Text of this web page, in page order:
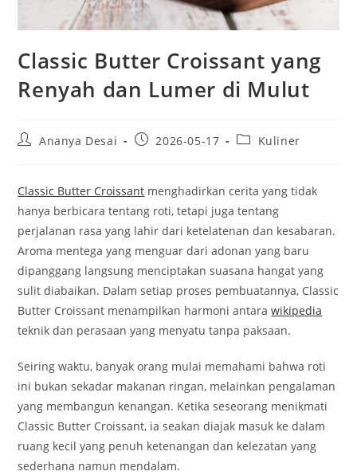
Classic Butter Croissant yang
Renyah dan Lumer di Mulut
PostAnanya Desai
Post2026-05-17
PostKuliner
Classic Butter Croissant menghadirkan cerita yang tidak
hanya berbicara tentang roti, tetapi juga tentang
perjalanan rasa yang lahir dari ketelatenan dan kesabaran.
Aroma mentega yang menguar dari adonan yang baru
dipanggang langsung menciptakan suasana hangat yang
sulit diabaikan. Dalam setiap proses pembuatannya, Classic
Butter Croissant menampilkan harmoni antarawikipedia
teknik dan perasaan yang menyatu tanpa paksaan.
Seiring waktu, banyak orang mulai memahami bahwa roti
ini bukan sekadar makanan ringan, melainkan pengalaman
yang membangun kenangan. Ketika seseorang menikmati
Classic Butter Croissant, ia seakan diajak masuk ke dalam
ruang kecil yang penuh ketenangan dan kelezatan yang
sederhana namun mendalam.